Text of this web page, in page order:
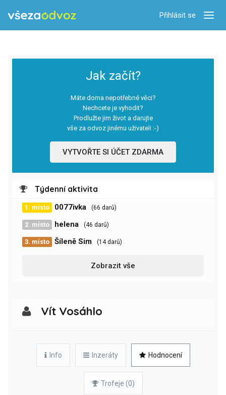
Přihlásit se
Jak začít?
Máte doma nepotřebné věci?
Nechcete je vyhodit?
Prodlužte jim život a darujte
vše za odvoz jinému uživateli :-)
VYTVOŘTE SI ÚČET ZDARMA
Týdenní aktivita
1. místo 0077ivka (66 darů)
2. místo helena (46 darů)
3. místo Šíleně Sim (14 darů)
Zobrazit vše
Vít Vosáhlo
Info Inzeráty Hodnocení
Trofeje (0)